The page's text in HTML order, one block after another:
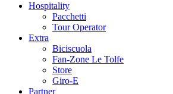
Hospitality
Pacchetti
Tour Operator
Extra
Biciscuola
Fan-Zone Le Tolfe
Store
Giro-E
Partner